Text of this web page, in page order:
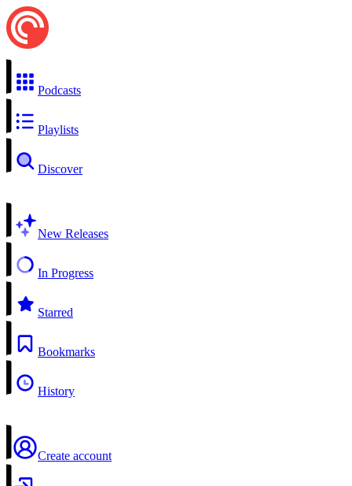
Podcasts
Playlists
Discover
New Releases
In Progress
Starred
Bookmarks
History
Create account